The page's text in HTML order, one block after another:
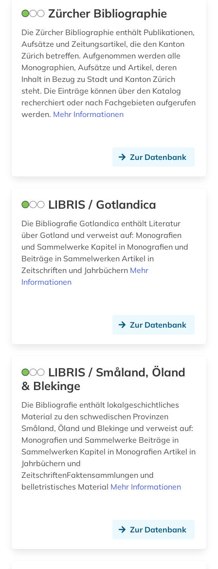
Zürcher Bibliographie
Die Zürcher Bibliographie enthält Publikationen,
Aufsätze und Zeitungsartikel, die den Kanton
Zürich betreffen. Aufgenommen werden alle
Monographien, Aufsätze und Artikel, deren
Inhalt in Bezug zu Stadt und Kanton Zürich
steht. Die Einträge können über den Katalog
recherchiert oder nach Fachgebieten aufgerufen
werden. Mehr Informationen
Zur Datenbank
LIBRIS / Gotlandica
Die Bibliografie Gotlandica enthält Literatur
über Gotland und verweist auf: Monografien
und Sammelwerke Kapitel in Monografien und
Beiträge in Sammelwerken Artikel in
Zeitschriften und Jahrbüchern Mehr
Informationen
Zur Datenbank
LIBRIS / Småland, Öland
& Blekinge
Die Bibliografie enthält lokalgeschichtliches
Material zu den schwedischen Provinzen
Småland, Öland und Blekinge und verweist auf:
Monografien und Sammelwerke Beiträge in
Sammelwerken Kapitel in Monografien Artikel in
Jahrbüchern und
ZeitschriftenFaktensammlungen und
belletristisches Material Mehr Informationen
Zur Datenbank